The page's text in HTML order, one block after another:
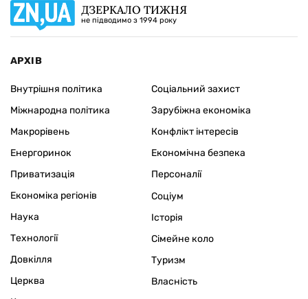
ДЗЕРКАЛО ТИЖНЯ
не підводимо з 1994 року
АРХІВ
Внутрішня політика
Міжнародна політика
Макрорівень
Енергоринок
Приватизація
Економіка регіонів
Соціальний захист
Зарубіжна економіка
Конфлікт інтересів
Економічна безпека
Персоналії
Наука
Технології
Довкілля
Церква
Соціум
Історія
Сімейне коло
Туризм
Власність